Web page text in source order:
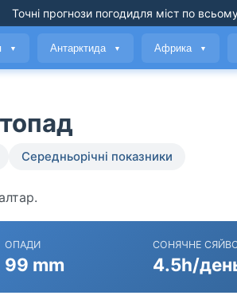
Точні прогнози погодидля міст по
▼ Антарктида ▼ Африка ▼
Середньорічні показники
ОПАДИ
99 mm
СОНЯЧНЕ
4.5h/